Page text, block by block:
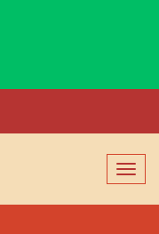
切
换
导